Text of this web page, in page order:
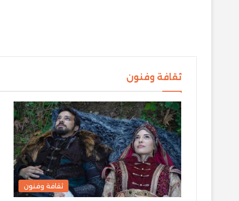
ثقافة وفنون
ثقافة وفنون